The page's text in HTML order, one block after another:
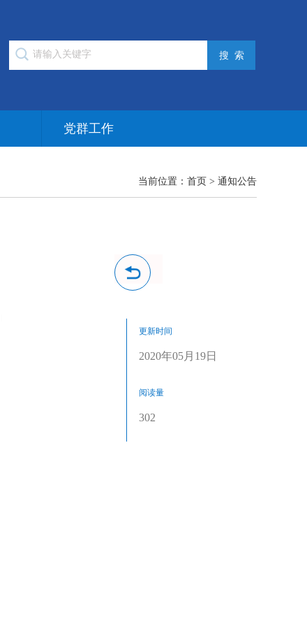
党群工作
当前位置： 首页 > 通知公告
更新时间
2020年05月19日
阅读量
302